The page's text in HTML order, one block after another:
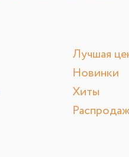
Лучшая
Новинки
Хиты